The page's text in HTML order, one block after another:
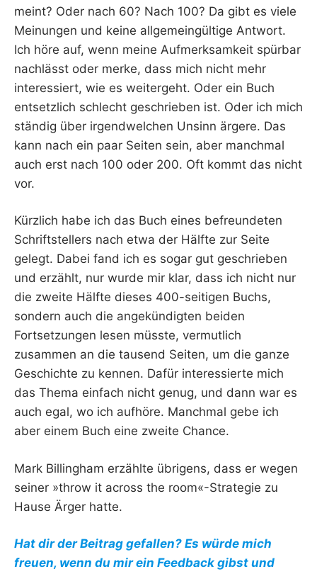
meint? Oder nach 60? Nach 100? Da gibt es viele
Meinungen und keine allgemeingültige Antwort.
Ich höre auf, wenn meine Aufmerksamkeit spürbar
nachlässt oder merke, dass mich nicht mehr
interessiert, wie es weitergeht. Oder ein Buch
entsetzlich schlecht geschrieben ist. Oder ich mich
ständig über irgendwelchen Unsinn ärgere. Das
kann nach ein paar Seiten sein, aber manchmal
auch erst nach 100 oder 200. Oft kommt das nicht
vor.
Kürzlich habe ich das Buch eines befreundeten
Schriftstellers nach etwa der Hälfte zur Seite
gelegt. Dabei fand ich es sogar gut geschrieben
und erzählt, nur wurde mir klar, dass ich nicht nur
die zweite Hälfte dieses 400-seitigen Buchs,
sondern auch die angekündigten beiden
Fortsetzungen lesen müsste, vermutlich
zusammen an die tausend Seiten, um die ganze
Geschichte zu kennen. Dafür interessierte mich
das Thema einfach nicht genug, und dann war es
auch egal, wo ich aufhöre. Manchmal gebe ich
aber einem Buch eine zweite Chance.
Mark Billingham erzählte übrigens, dass er wegen
seiner »throw it across the room«-Strategie zu
Hause Ärger hatte.
Hat dir der Beitrag gefallen? Es würde mich
freuen, wenn du mir ein Feedback gibst und